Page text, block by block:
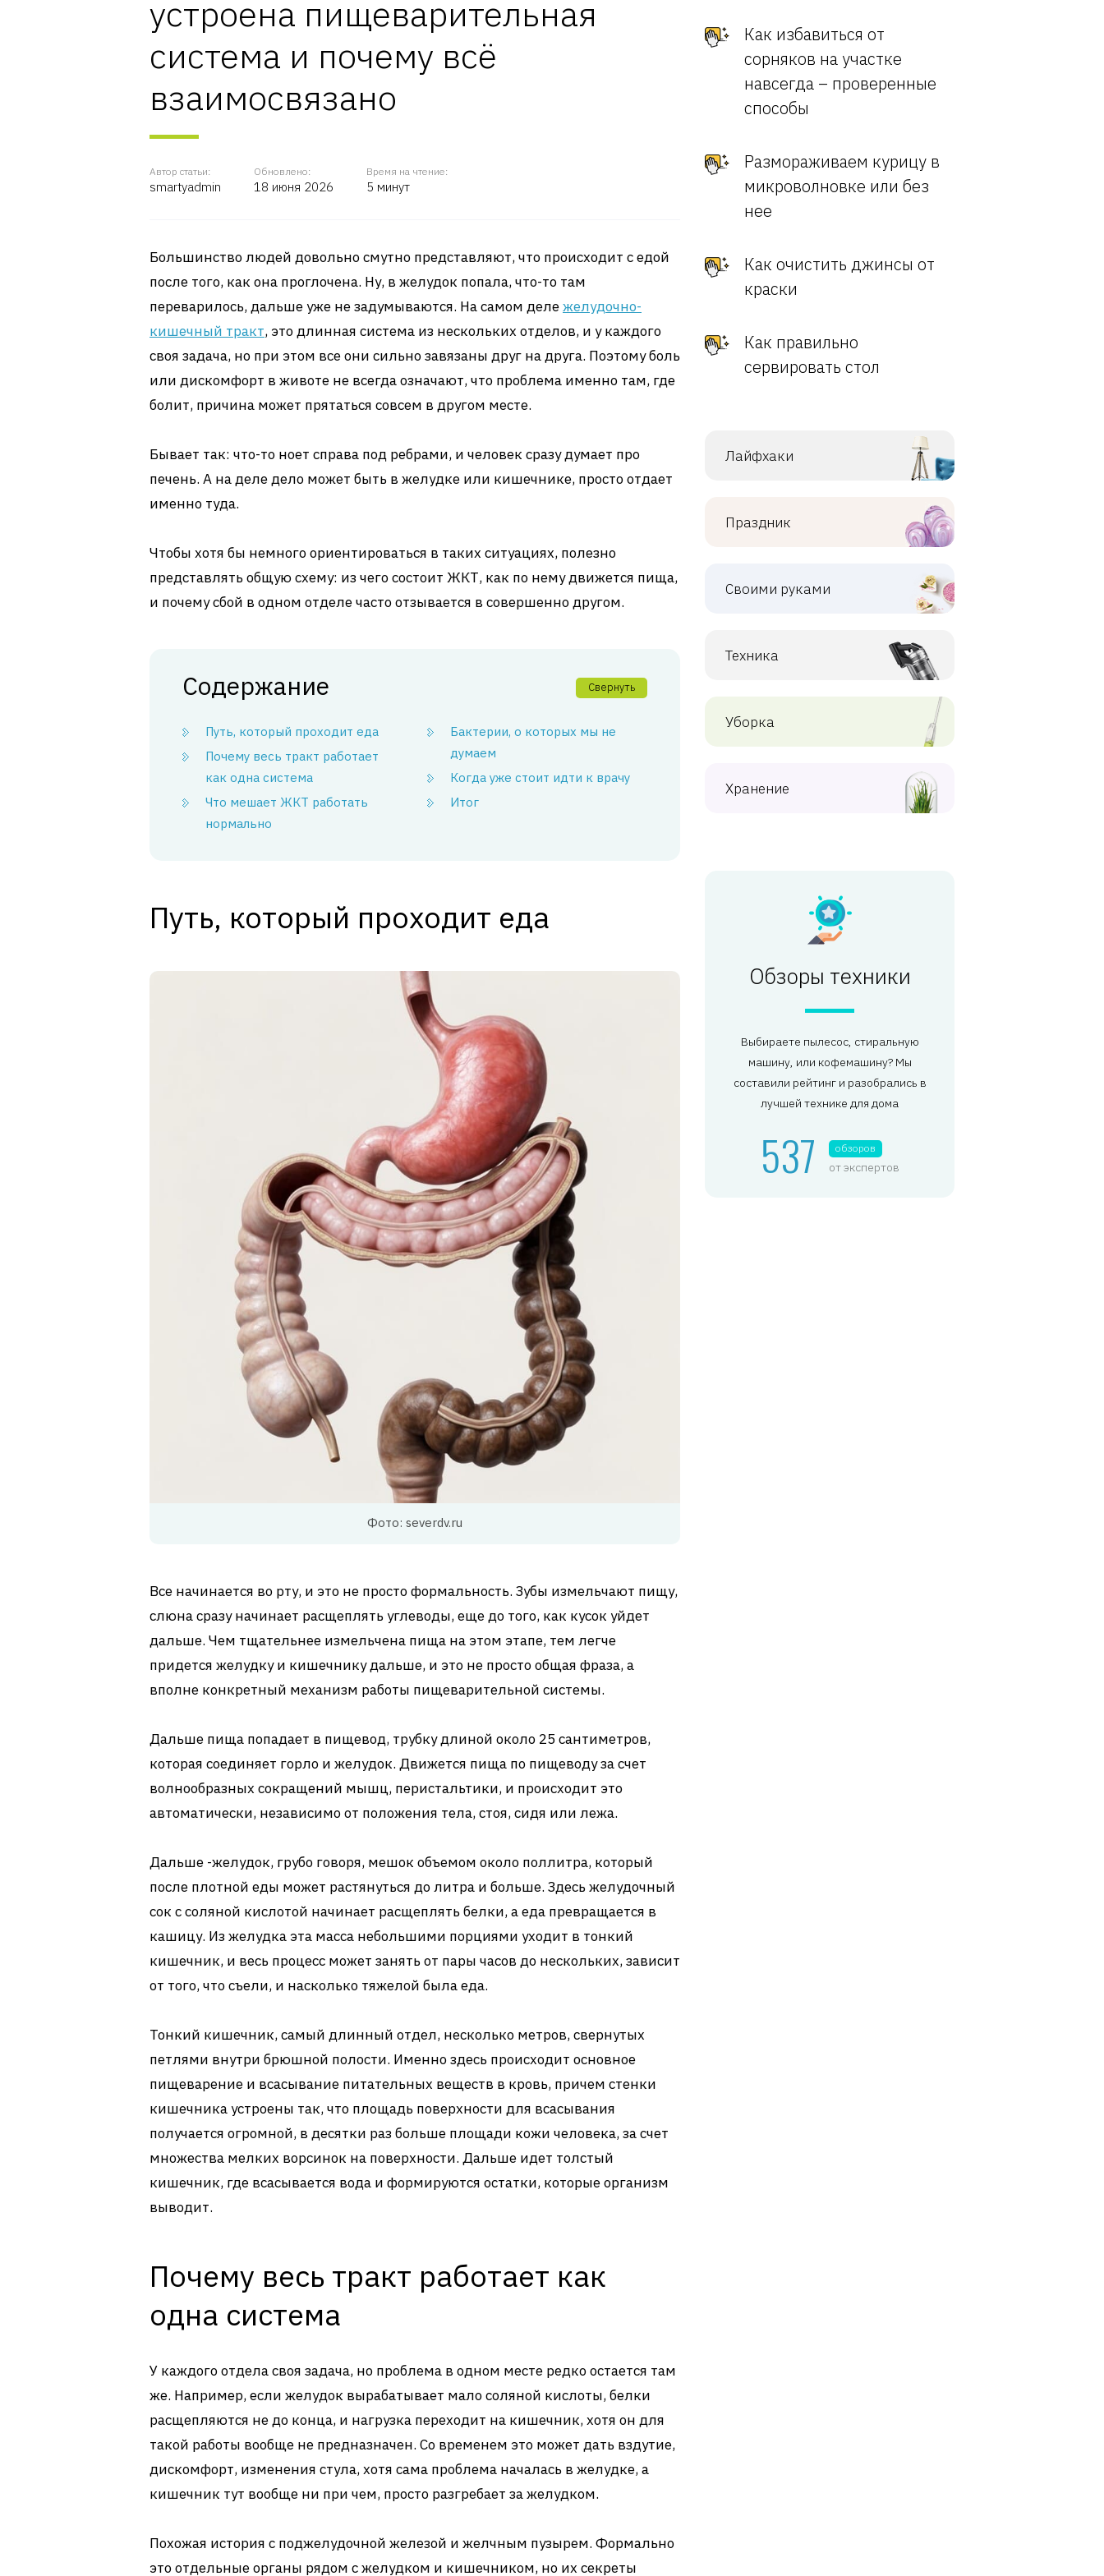
устроена пищеварительная
система и почему всё
взаимосвязано
Автор статьи:
smartyadmin
Обновлено:
18 июня 2026
Время на чтение:
5 минут
Большинство людей довольно смутно представляют, что происходит с едой
после того, как она проглочена. Ну, в желудок попала, что-то там
переварилось, дальше уже не задумываются. На самом дележелудочно-
кишечный тракт, это длинная система из нескольких отделов, и у каждого
своя задача, но при этом все они сильно завязаны друг на друга. Поэтому боль
или дискомфорт в животе не всегда означают, что проблема именно там, где
болит, причина может прятаться совсем в другом месте.
Бывает так: что-то ноет справа под ребрами, и человек сразу думает про
печень. А на деле дело может быть в желудке или кишечнике, просто отдает
именно туда.
Чтобы хотя бы немного ориентироваться в таких ситуациях, полезно
представлять общую схему: из чего состоит ЖКТ, как по нему движется пища,
и почему сбой в одном отделе часто отзывается в совершенно другом.
Содержание Свернуть
Путь, который проходит еда
Почему весь тракт работает
как одна система
Что мешает ЖКТ работать
нормально
Бактерии, о которых мы не
думаем
Когда уже стоит идти к врачу
Итог
Путь, который проходит еда
Фото: severdv.ru
Все начинается во рту, и это не просто формальность. Зубы измельчают пищу,
слюна сразу начинает расщеплять углеводы, еще до того, как кусок уйдет
дальше. Чем тщательнее измельчена пища на этом этапе, тем легче
придется желудку и кишечнику дальше, и это не просто общая фраза, а
вполне конкретный механизм работы пищеварительной системы.
Дальше пища попадает в пищевод, трубку длиной около 25 сантиметров,
которая соединяет горло и желудок. Движется пища по пищеводу за счет
волнообразных сокращений мышц, перистальтики, и происходит это
автоматически, независимо от положения тела, стоя, сидя или лежа.
Дальше -желудок, грубо говоря, мешок объемом около поллитра, который
после плотной еды может растянуться до литра и больше. Здесь желудочный
сок с соляной кислотой начинает расщеплять белки, а еда превращается в
кашицу. Из желудка эта масса небольшими порциями уходит в тонкий
кишечник, и весь процесс может занять от пары часов до нескольких, зависит
от того, что съели, и насколько тяжелой была еда.
Тонкий кишечник, самый длинный отдел, несколько метров, свернутых
петлями внутри брюшной полости. Именно здесь происходит основное
пищеварение и всасывание питательных веществ в кровь, причем стенки
кишечника устроены так, что площадь поверхности для всасывания
получается огромной, в десятки раз больше площади кожи человека, за счет
множества мелких ворсинок на поверхности. Дальше идет толстый
кишечник, где всасывается вода и формируются остатки, которые организм
выводит.
Почему весь тракт работает как
одна система
У каждого отдела своя задача, но проблема в одном месте редко остается там
же. Например, если желудок вырабатывает мало соляной кислоты, белки
расщепляются не до конца, и нагрузка переходит на кишечник, хотя он для
такой работы вообще не предназначен. Со временем это может дать вздутие,
дискомфорт, изменения стула, хотя сама проблема началась в желудке, а
кишечник тут вообще ни при чем, просто разгребает за желудком.
Похожая история с поджелудочной железой и желчным пузырем. Формально
это отдельные органы рядом с желудком и кишечником, но их секреты
Как избавиться от
сорняков на участке
навсегда – проверенные
способы
Размораживаем курицу в
микроволновке или без
нее
Как очистить джинсы от
краски
Как правильно
сервировать стол
Лайфхаки
Праздник
Своими руками
Техника
Уборка
Хранение
Обзоры техники
Выбираете пылесос, стиральную
машину, или кофемашину? Мы
составили рейтинг и разобрались в
лучшей технике для дома
537 обзоров
от экспертов